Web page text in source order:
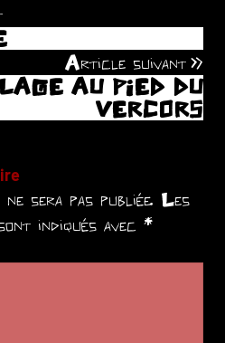
Article suivant
AU PIED DU
VERCORS
sera pas publiée. Les
indiqués avec *